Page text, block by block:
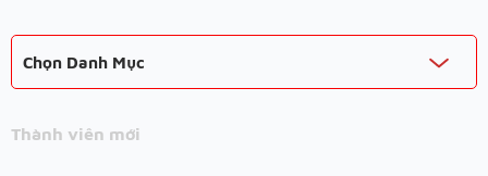
Chọn Danh Mục
Thành viên mới